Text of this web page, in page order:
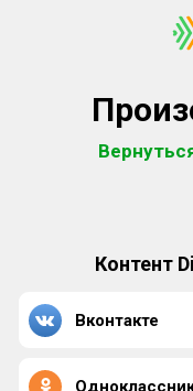
Контент
Вконтакте